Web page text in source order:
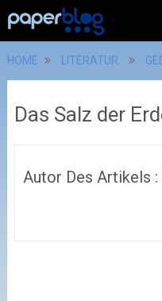
HOME LITERATUR
Das Salz der
Autor Des Artikels :